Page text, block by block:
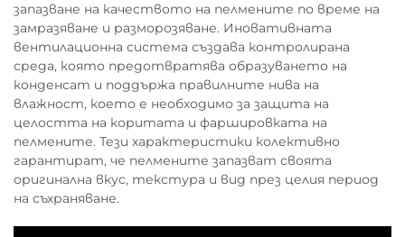
запазване на качеството на пелмените по време на
замразяване и разморозяване. Иновативната
вентилационна система създава контролирана
среда, която предотвратява образуването на
конденсат и поддържа правилните нива на
влажност, което е необходимо за защита на
целостта на коритата и фаршировката на
пелмените. Тези характеристики колективно
гарантират, че пелмените запазват своята
оригинална вкус, текстура и вид през целия период
на съхраняване.